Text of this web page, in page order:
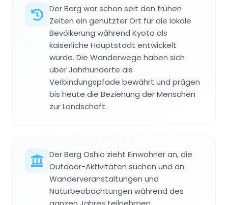
Der Berg war schon seit den frühen
Zeiten ein genutzter Ort für die lokale
Bevölkerung während Kyoto als
kaiserliche Hauptstadt entwickelt
wurde. Die Wanderwege haben sich
über Jahrhunderte als
Verbindungspfade bewährt und prägen
bis heute die Beziehung der Menschen
zur Landschaft.
Der Berg Oshio zieht Einwohner an, die
Outdoor-Aktivitäten suchen und an
Wanderveranstaltungen und
Naturbeobachtungen während des